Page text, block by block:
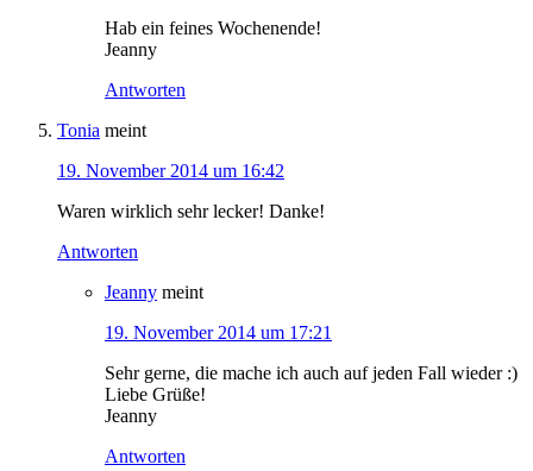
Hab ein feines Wochenende!
Jeanny
Antworten
Tonia meint
19. November 2014 um 16:42
Waren wirklich sehr lecker! Danke!
Antworten
Jeanny meint
19. November 2014 um 17:21
Sehr gerne, die mache ich auch auf jeden Fall wieder :)
Liebe Grüße!
Jeanny
Antworten